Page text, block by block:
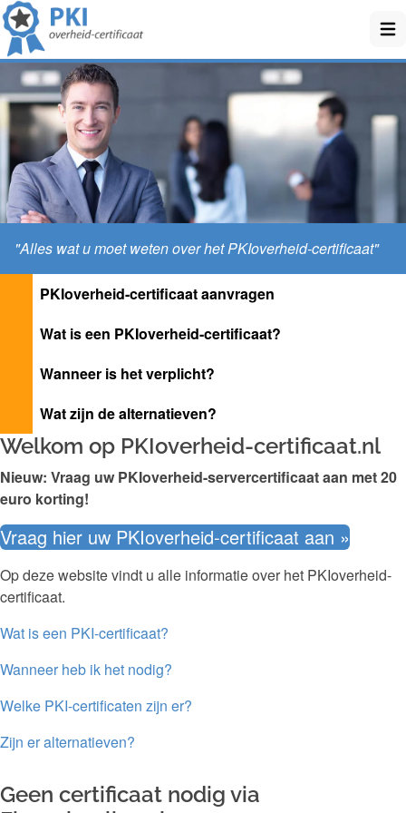
"Alles wat u moet weten over het PKIoverheid-certificaat"
PKIoverheid-certificaat aanvragen
Wat is een PKIoverheid-certificaat?
Wanneer is het verplicht?
Wat zijn de alternatieven?
Welkom op PKIoverheid-certificaat.nl
Nieuw: Vraag uw PKIoverheid-servercertificaat aan met 20
euro korting!
Vraag hier uw PKIoverheid-certificaat aan »
Op deze website vindt u alle informatie over het PKIoverheid-
certificaat.
Wat is een PKI-certificaat?
Wanneer heb ik het nodig?
Welke PKI-certificaten zijn er?
Zijn er alternatieven?
Geen certificaat nodig via